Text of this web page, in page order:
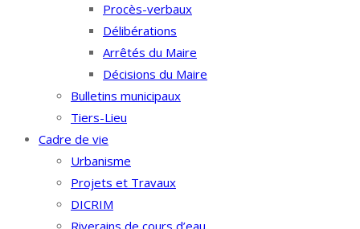
Procès-verbaux
Délibérations
Arrêtés du Maire
Décisions du Maire
Bulletins municipaux
Tiers-Lieu
Cadre de vie
Urbanisme
Projets et Travaux
DICRIM
Riverains de cours d’eau